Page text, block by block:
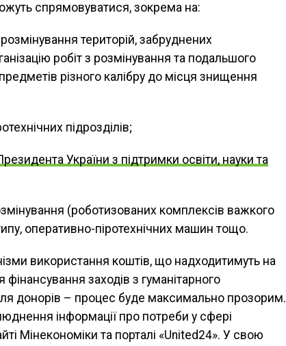
спрямовуватися, зокрема на:
територій, забруднених
робіт з розмінування та подальшого
різного калібру до місця знищення
підрозділів;
України з підтримки освіти, науки та
(роботизованих комплексів важкого
оперативно-піротехнічних машин тощо.
використання коштів, що надходитимуть на
заходів з гуманітарного
донорів – процес буде максимально прозорим.
інформації про потреби у сфері
Мінекономіки та порталі «United24». У свою